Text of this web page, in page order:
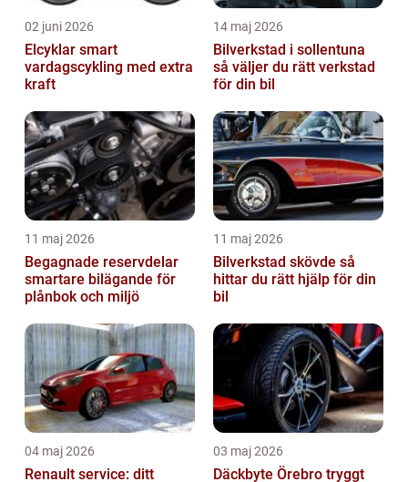
02 juni 2026
Elcyklar smart
vardagscykling med extra
kraft
14 maj 2026
Bilverkstad i sollentuna
så väljer du rätt verkstad
för din bil
11 maj 2026
Begagnade reservdelar
smartare bilägande för
plånbok och miljö
11 maj 2026
Bilverkstad skövde så
hittar du rätt hjälp för din
bil
04 maj 2026
Renault service: ditt
03 maj 2026
Däckbyte Örebro tryggt